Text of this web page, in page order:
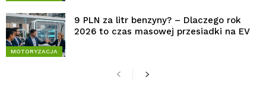
MOTORYZACJA
9 PLN za litr benzyny? – Dlaczego rok
2026 to czas masowej przesiadki na EV